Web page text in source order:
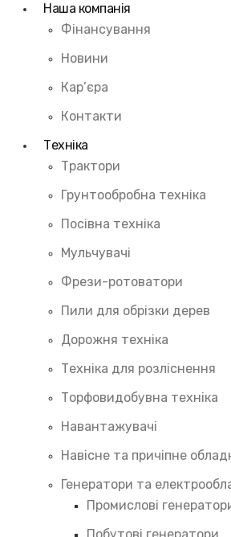
Наша компанія
Фінансування
Новини
Кар’єра
Контакти
Техніка
Трактори
Грунтообробна техніка
Посівна техніка
Мульчувачі
Фрези-ротоватори
Пили для обрізки дерев
Дорожня техніка
Техніка для розліснення
Торфовидобувна техніка
Навантажувачі
Навісне та причіпне
Генератори та
Промислові